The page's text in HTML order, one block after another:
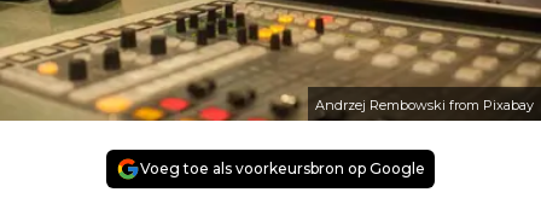
Andrzej Rembowski from Pixabay
Voeg toe als voorkeursbron op Google